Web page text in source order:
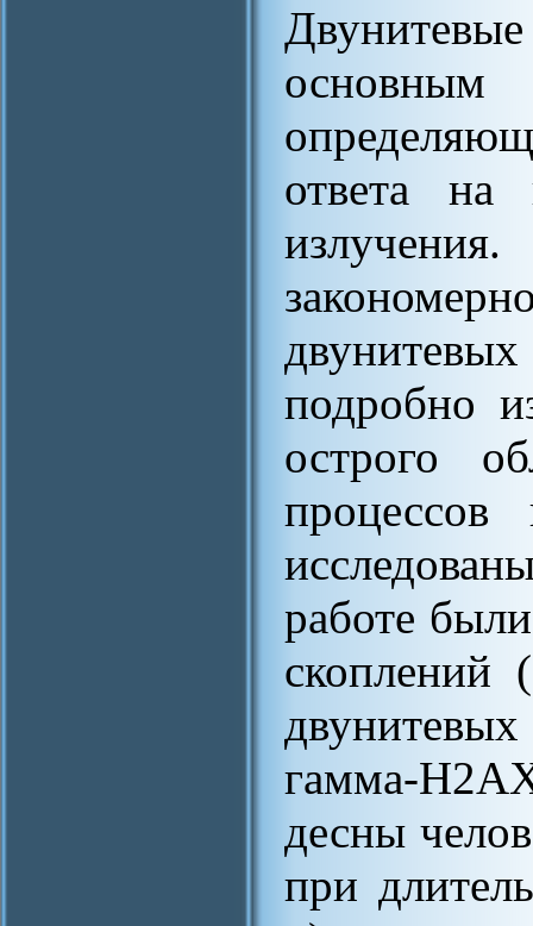
ответа на
подробно
острого
работе
скоплений
гамма-
десны
при